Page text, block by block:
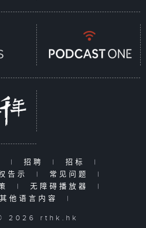
| 招聘 | 招标
|
告示
| 常见问题
|
| 无障碍播放器
|
其他语言内容
|
2026 rthk.hk